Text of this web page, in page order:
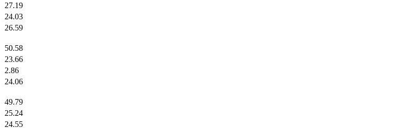
27.19
24.03
26.59
50.58
23.66
2.86
24.06
49.79
25.24
24.55